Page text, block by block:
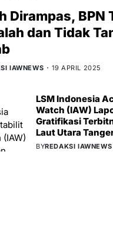
Dirampas, BPN
dan Tidak
IAWNEWS 19 APRIL 2025
LSM Indonesia
Watch (IAW)
Gratifikasi
Laut Utara
BYREDAKSI IAWNEWS